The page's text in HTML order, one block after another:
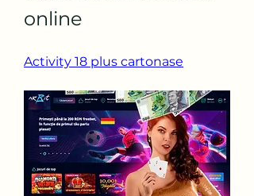
online
Activity 18 plus cartonase